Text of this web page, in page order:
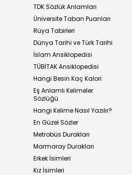
TDK Sözlük Anlamları
Üniversite Taban Puanları
Rüya Tabirleri
Dünya Tarihi ve Türk Tarihi
İslam Ansiklopedisi
TÜBİTAK Ansiklopedisi
Hangi Besin Kaç Kalori
Eş Anlamlı Kelimeler
Sözlüğü
Hangi Kelime Nasıl Yazılır?
En Güzel Sözler
Metrobüs Durakları
Marmaray Durakları
Erkek İsimleri
Kız İsimleri